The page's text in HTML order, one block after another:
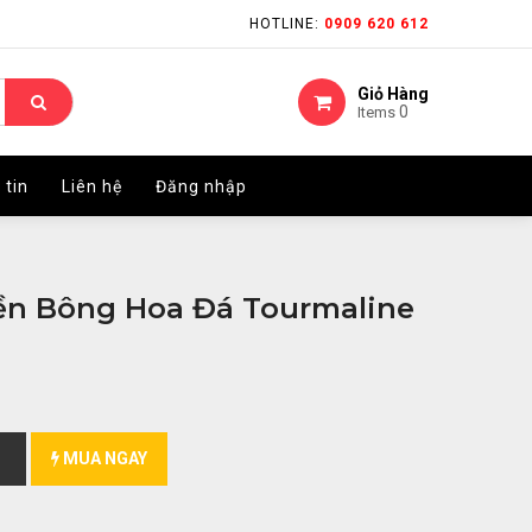
HOTLINE: 0909 620 612
Giỏ Hàng
Items 0
tin Liên hệ Đăng nhập
HOTLINE: 0909 620 612
Giỏ Hàng
Items 0
tin Liên hệ Đăng nhập
Bông Hoa Đá Tourmaline
MUA NGAY